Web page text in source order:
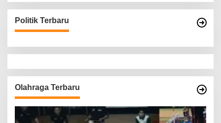
Politik Terbaru
Olahraga Terbaru